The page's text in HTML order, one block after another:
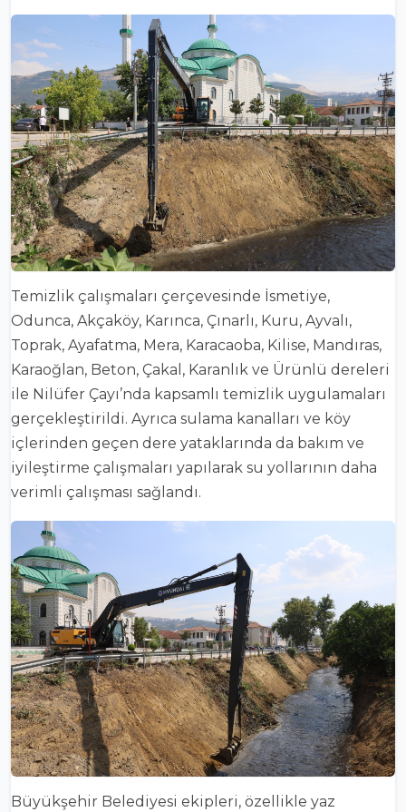
Temizlik çalışmaları çerçevesinde İsmetiye,
Odunca, Akçaköy, Karınca, Çınarlı, Kuru, Ayvalı,
Toprak, Ayafatma, Mera, Karacaoba, Kilise, Mandıras,
Karaoğlan, Beton, Çakal, Karanlık ve Ürünlü dereleri
ile Nilüfer Çayı’nda kapsamlı temizlik uygulamaları
gerçekleştirildi. Ayrıca sulama kanalları ve köy
içlerinden geçen dere yataklarında da bakım ve
iyileştirme çalışmaları yapılarak su yollarının daha
verimli çalışması sağlandı.
Büyükşehir Belediyesi ekipleri, özellikle yaz